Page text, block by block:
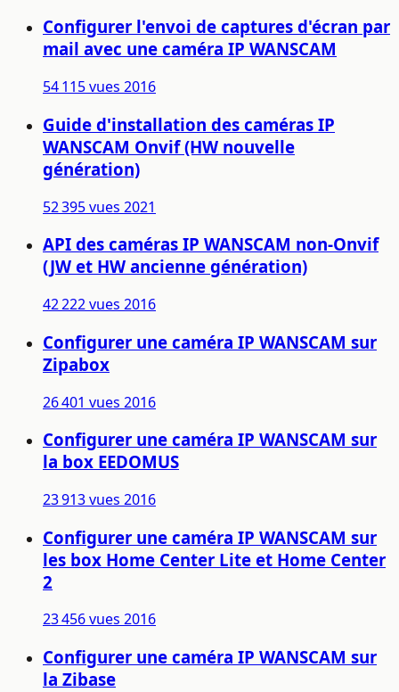
Configurer l'envoi de captures d'écran par
mail avec une caméra IP WANSCAM
54 115 vues 2016
Guide d'installation des caméras IP
WANSCAM Onvif (HW nouvelle
génération)
52 395 vues 2021
API des caméras IP WANSCAM non-Onvif
(JW et HW ancienne génération)
42 222 vues 2016
Configurer une caméra IP WANSCAM sur
Zipabox
26 401 vues 2016
Configurer une caméra IP WANSCAM sur
la box EEDOMUS
23 913 vues 2016
Configurer une caméra IP WANSCAM sur
les box Home Center Lite et Home Center
2
23 456 vues 2016
Configurer une caméra IP WANSCAM sur
la Zibase